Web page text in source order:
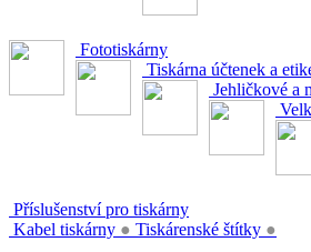
Fototiskárny
Tiskárna účtenek a
Jehličkové a
Příslušenství pro tiskárny
Kabel tiskárny ● Tiskárenské štítky ●